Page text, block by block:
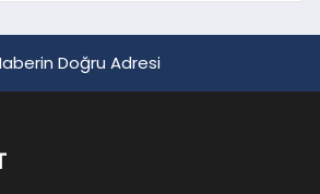
Doğru Adresi